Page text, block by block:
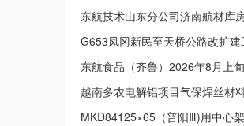
东航技术山东分公司济南航材库
G653凤冈新民至天桥公路改扩
殊情况
东航食品（齐鲁）2026年8月上
越南多农电解铝项目气保焊丝材
MKD84125×65（普阳Ⅲ)用中心